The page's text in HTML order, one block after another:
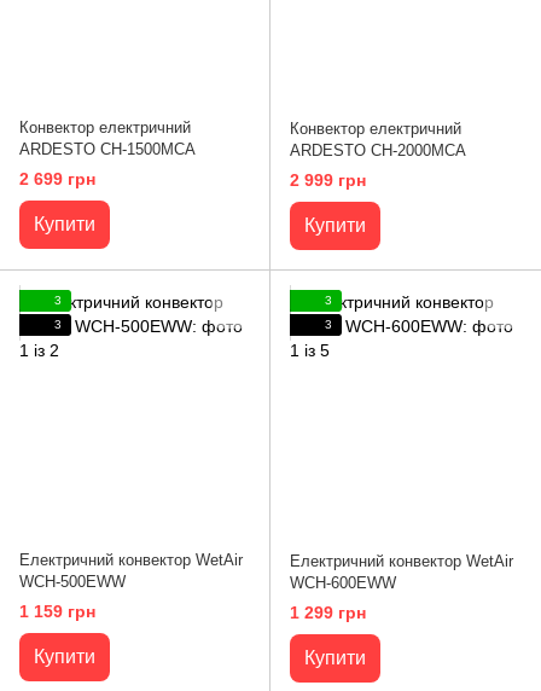
Конвектор електричний
ARDESTO CH-1500MCA
2 699 грн
Купити
Конвектор електричний
ARDESTO CH-2000MCA
2 999 грн
Купити
3
3
Електричний конвектор WetAir
WСH-500EWW
1 159 грн
Купити
3
3
Електричний конвектор WetAir
WСH-600EWW
1 299 грн
Купити